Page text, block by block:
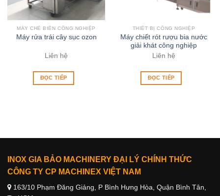
MÁY CHẾ BIẾN CÔNG NGHIỆP
Máy rửa trái cây sục ozon
Liên hệ
ĐỌC TIẾP
THIẾT BỊ CÔNG NGHIỆP
Máy chiết rót rượu bia nước
giải khát công nghiệp
Liên hệ
ĐỌC TIẾP
INOX GIA BẢO MACHINERY ĐẠI LÝ CHÍNH THỨC
CÔNG TY CP MACHINEX VIỆT NAM
163/10 Phạm Đăng Giảng, P Bình Hưng Hòa, Quận Bình Tân,